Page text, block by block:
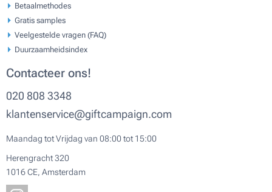
Betaalmethodes
Gratis samples
Veelgestelde vragen (FAQ)
Duurzaamheidsindex
Contacteer ons!
020 808 3348
klantenservice@giftcampaign.com
Maandag tot Vrijdag van 08:00 tot 15:00
Herengracht 320
1016 CE, Amsterdam